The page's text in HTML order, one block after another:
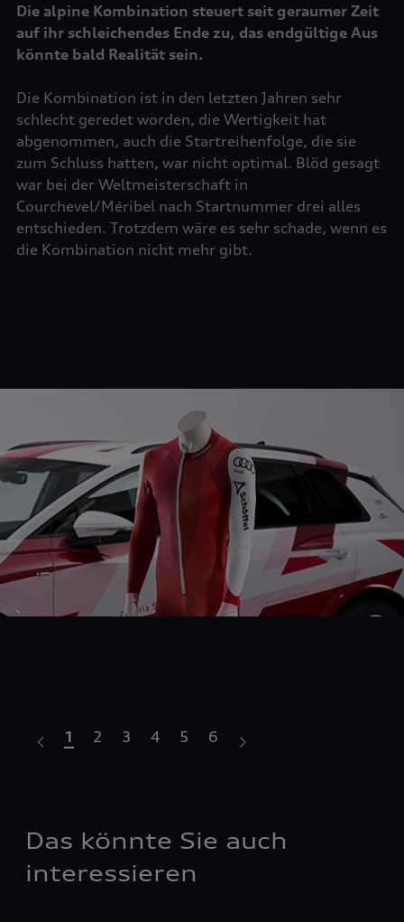
Die alpine Kombination steuert seit geraumer Zeit
auf ihr schleichendes Ende zu, das endgültige Aus
könnte bald Realität sein.
Die Kombination ist in den letzten Jahren sehr
schlecht geredet worden, die Wertigkeit hat
abgenommen, auch die Startreihenfolge, die sie
zum Schluss hatten, war nicht optimal. Blöd gesagt
war bei der Weltmeisterschaft in
Courchevel/Méribel nach Startnummer drei alles
entschieden. Trotzdem wäre es sehr schade, wenn es
die Kombination nicht mehr gibt.
1 2 3 4 5 6
Das könnte Sie auch
interessieren